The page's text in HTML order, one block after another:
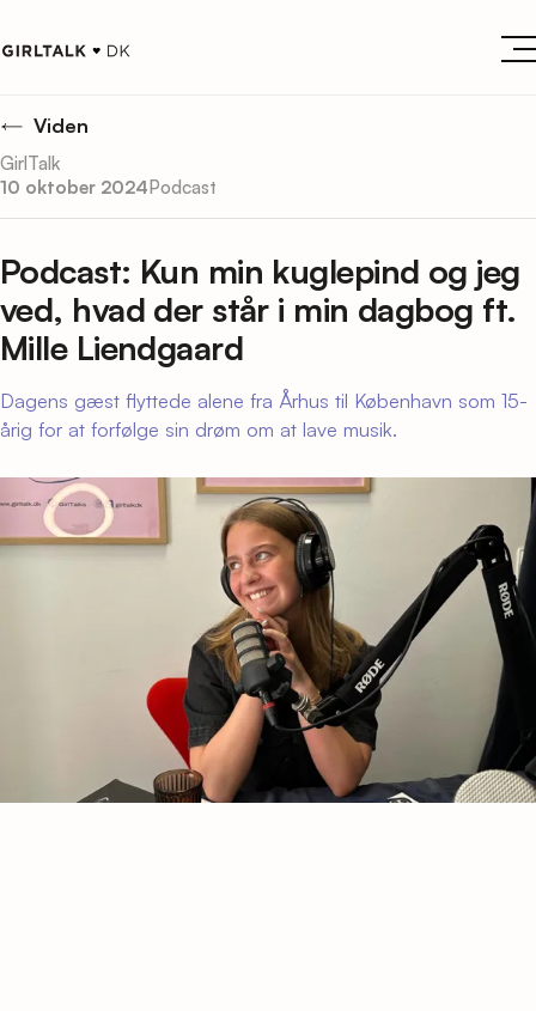
Viden
GirlTalk
10 oktober 2024Podcast
Podcast: Kun min kuglepind og jeg
ved, hvad der står i min dagbog ft.
Mille Liendgaard
Dagens gæst flyttede alene fra Århus til København som 15-
årig for at forfølge sin drøm om at lave musik.